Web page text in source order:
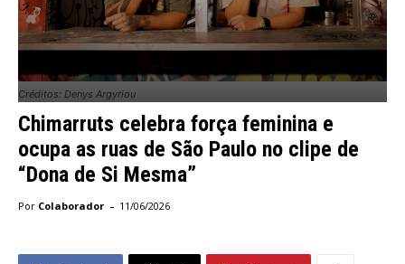
Créditos: Denys Argyriou
Chimarruts celebra força feminina e
ocupa as ruas de São Paulo no clipe de
“Dona de Si Mesma”
Por Colaborador - 11/06/2026